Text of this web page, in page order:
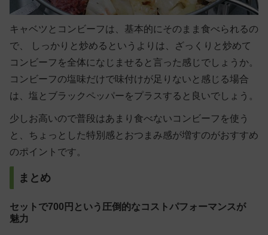
キャベツとコンビーフは、基本的にそのまま食べられるの
で、 しっかりと炒めるというよりは、ざっくりと炒めて
コンビーフを全体になじませると言った感じでしょうか。
コンビーフの塩味だけで味付けが足りないと感じる場合
は、塩とブラックペッパーをプラスすると良いでしょう。
少しお高いので普段はあまり食べないコンビーフを使う
と、ちょっとした特別感とおつまみ感が増すのがおすすめ
のポイントです。
まとめ
セットで700円という圧倒的なコストパフォーマンスが
魅力